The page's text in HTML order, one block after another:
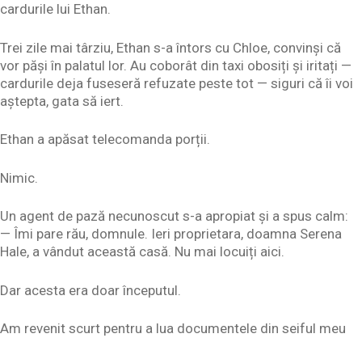
cardurile lui Ethan.
Trei zile mai târziu, Ethan s-a întors cu Chloe, convinși că
vor păși în palatul lor. Au coborât din taxi obosiți și iritați —
cardurile deja fuseseră refuzate peste tot — siguri că îi voi
aștepta, gata să iert.
Ethan a apăsat telecomanda porții.
Nimic.
Un agent de pază necunoscut s-a apropiat și a spus calm:
— Îmi pare rău, domnule. Ieri proprietara, doamna Serena
Hale, a vândut această casă. Nu mai locuiți aici.
Dar acesta era doar începutul.
Am revenit scurt pentru a lua documentele din seiful meu